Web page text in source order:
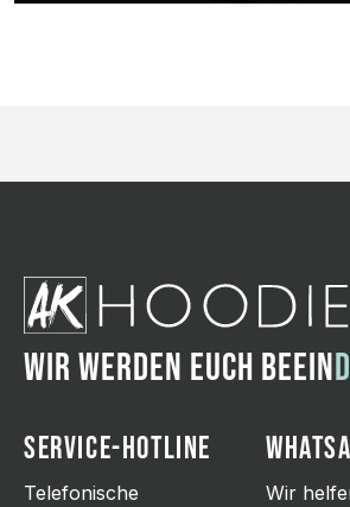
WIR WERDEN EUCH BEEIN
SERVICE-HOTLINE
Telefonische
Wir